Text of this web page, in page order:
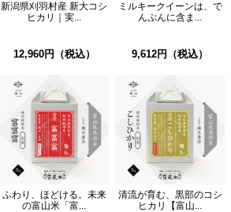
新潟県刈羽村産 新大コシ
ヒカリ｜実...
12,960円（税込）
ミルキークイーンは、で
んぷんに含ま...
9,612円（税込）
ふわり、ほどける。未来
の富山米「富...
清流が育む、黒部のコシ
ヒカリ【富山...